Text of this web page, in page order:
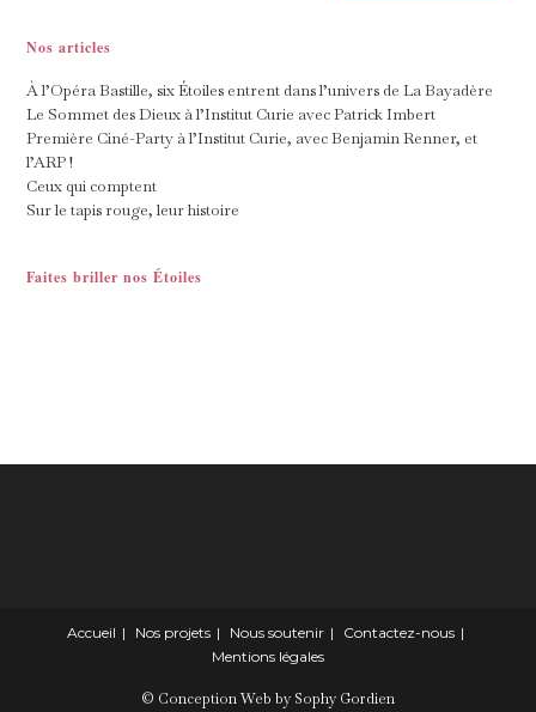
Nos articles
À l’Opéra Bastille, six Étoiles entrent dans l’univers de La Bayadère
Le Sommet des Dieux à l’Institut Curie avec Patrick Imbert
Première Ciné-Party à l’Institut Curie, avec Benjamin Renner, et
l’ARP !
Ceux qui comptent
Sur le tapis rouge, leur histoire
Faites briller nos Étoiles
Accueil Nos projets Nous soutenir
Contactez-nous
Mentions légales
© Conception Web by Sophy Gordien